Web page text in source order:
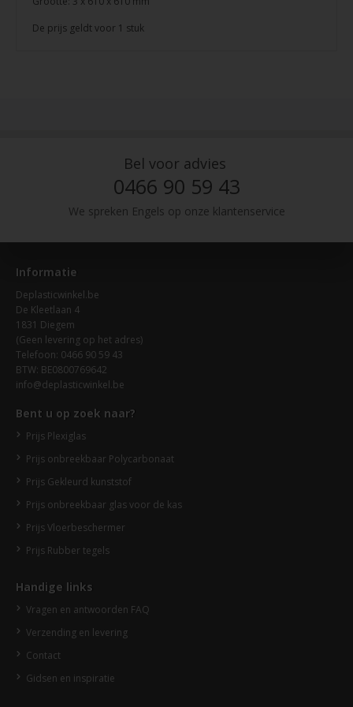
De prijs geldt voor 1 stuk
Bel voor advies
0466 90 59 43
We spreken Engels op onze klantenservice
Informatie
Deplasticwinkel.be
De Kleetlaan 4
1831 Diegem
(Geen levering op het adres)
Telefoon: 0466 90 59 43
BTW: BE0800769642
info@deplasticwinkel.be
Bent u op zoek naar?
Prijs Plexiglas
Prijs onbreekbaar Polycarbonaat
Prijs Gekleurd kunststof
Prijs onbreekbaar glas voor de kas
Prijs Vloerbeschermer
Prijs Rubber tegels
Handige links
Vragen en antwoorden FAQ
Verzending en levering
Contact
Gidsen en inspiratie